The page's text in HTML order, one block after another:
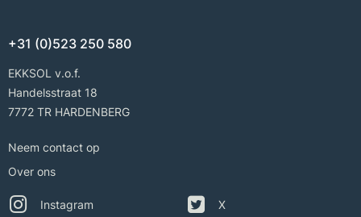
+31 (0)523 250 580
EKKSOL v.o.f.
Handelsstraat 18
7772 TR HARDENBERG
Neem contact op
Over ons
Instagram X